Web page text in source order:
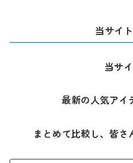
当サイ
当サ
最新の人気アイ
まとめて比較し、皆さ